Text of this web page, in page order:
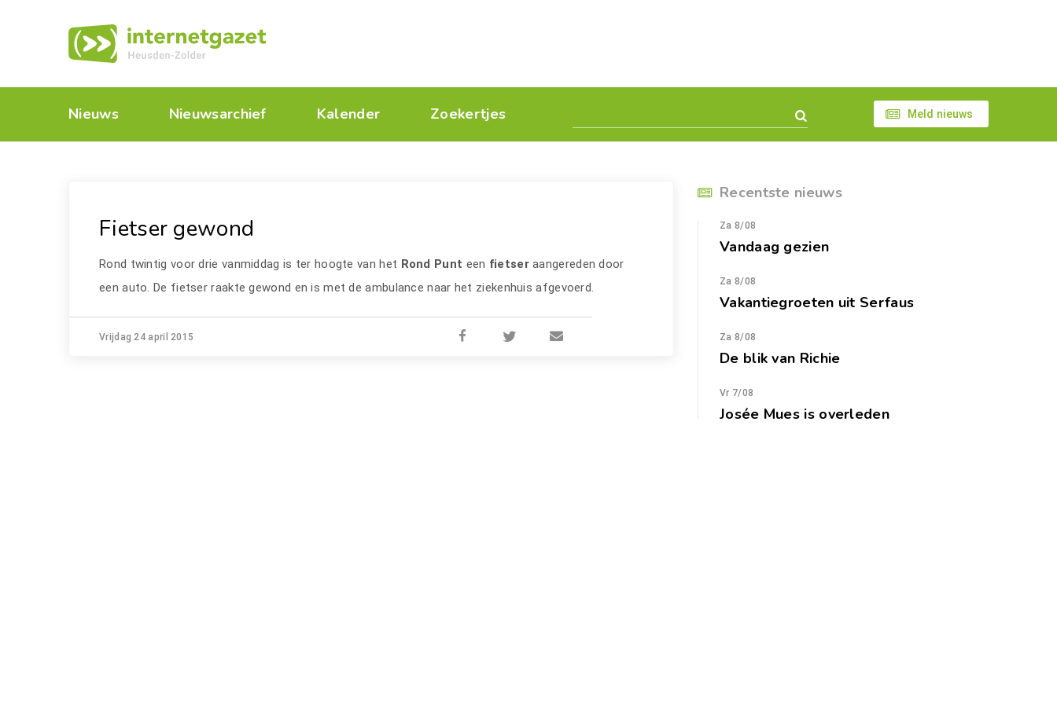
Nieuws Nieuwsarchief Kalender Zoekertjes Meld nieuws
Fietser gewond
Rond twintig voor drie vanmiddag is ter hoogte van het Rond Punt een fietseraangereden door
een auto. De fietser raakte gewond en is met de ambulance naar het ziekenhuis afgevoerd.
Vrijdag 24 april 2015
Recentste nieuws
Za 8/08
Vandaag gezien
Za 8/08
Vakantiegroeten uit Serfaus
Za 8/08
De blik van Richie
Vr 7/08
Josée Mues is overleden